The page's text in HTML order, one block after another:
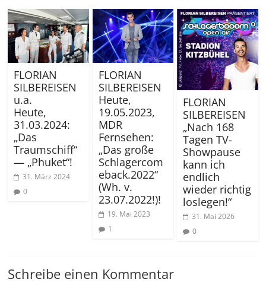
FLORIAN
SILBEREISEN
u.a.
Heute,
31.03.2024:
„Das
Traumschiff“
— „Phuket“!
31. März 2024
0
FLORIAN
SILBEREISEN
Heute,
19.05.2023,
MDR
Fernsehen:
„Das große
Schlagercom
eback.2022“
(Wh. v.
23.07.2022!)!
19. Mai 2023
1
FLORIAN
SILBEREISEN
„Nach 168
Tagen TV-
Showpause
kann ich
endlich
wieder richtig
loslegen!“
31. Mai 2026
0
Schreibe einen Kommentar